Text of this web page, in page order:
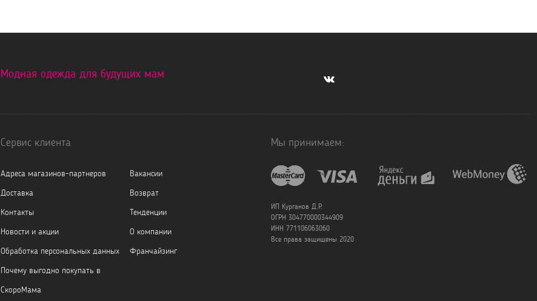
Модная одежда для будущих мам
Сервис клиента
Адреса магазинов-партнеров
Вакансии
Доставка
Возврат
Контакты
Тенденции
Новости и акции
О компании
Обработка персональных данных
Франчайзинг
Почему выгодно покупать в
СкороМама
Мы принимаем:
ИП Курганов Д.Р.
ОГРН 304770000344909
ИНН 771106063060
Все права защищены 2020